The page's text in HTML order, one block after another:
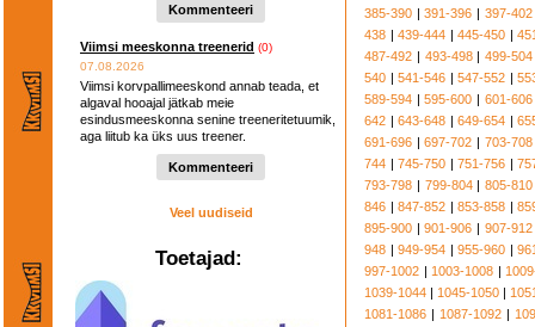
Kommenteeri
Viimsi meeskonna treenerid (0)
07.08.2026
Viimsi korvpallimeeskond annab teada, et
algaval hooajal jätkab meie
esindusmeeskonna senine treeneritetuumik,
aga liitub ka üks uus treener.
Kommenteeri
Veel uudiseid
Toetajad:
385-390 |391-396 | 397-402
438 |439-444 |445-450 |
487-492 | 493-498| 499-504
540 |541-546 |547-552 |
589-594 |595-600 | 601-606
642 |643-648 |649-654 |
691-696 |697-702 | 703-708
744 |745-750 |751-756 |
793-798 | 799-804| 805-810
846 |847-852 |853-858 |
895-900 |901-906 | 907-912
948 |949-954 |955-960 |
997-1002 | 1003-1008 |
1039-1044 | 1045-1050 |
1081-1086 | 1087-1092 |